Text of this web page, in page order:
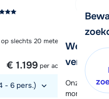
We
verder!
Onze
moment
slechts 20 meter van de skibus
1 week vanaf
€ 1.199 per accommodatie
- 6 pers.)